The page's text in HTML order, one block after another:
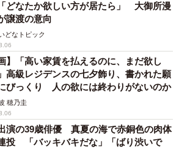
どなたか欲しい方が居たら」 大御所漫
譲渡の意向
どなトピック
】「高い家賃を払えるのに、まだ欲し
高級レジデンスの七夕飾り、書かれた願
びっくり 人の欲には終わりがないのか
穂乃圭
演の39歳俳優 真夏の海で赤銅色の肉体
投 「バッキバキだな」「ばり渋いで